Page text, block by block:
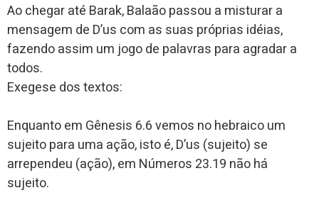
Ao chegar até Barak, Balaão passou a misturar a
mensagem de D’us com as suas próprias idéias,
fazendo assim um jogo de palavras para agradar a
todos.
Exegese dos textos:
Enquanto em Gênesis 6.6 vemos no hebraico um
sujeito para uma ação, isto é, D’us (sujeito) se
arrependeu (ação), em Números 23.19 não há
sujeito.